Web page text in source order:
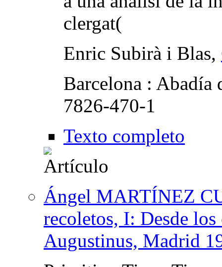
clergat(
Enric Subirà i Blas,
Barcelona :
7826-470-1
Texto completo
Ángel MARTÍNEZ
recoletos, I: Desde
Augustinus, Madrid